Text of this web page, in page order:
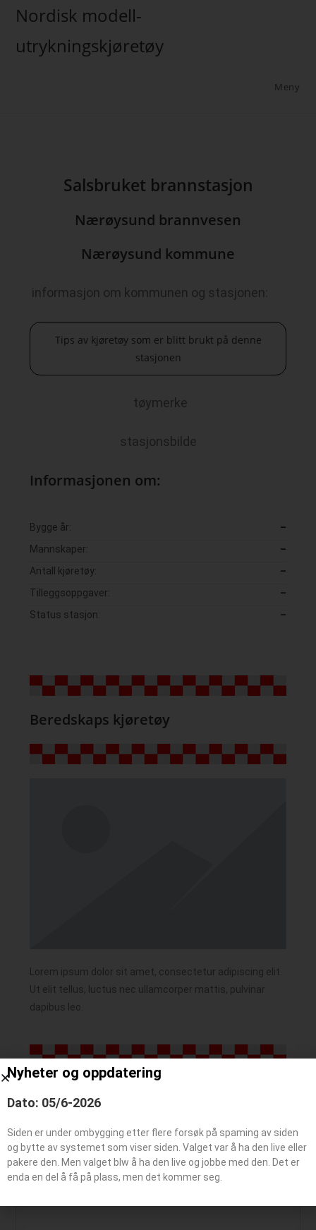
Nordisk modell-
utrykningskjøretøy
Meny
Salsbruket brannstasjon
Nærøysund brannvesen
Nærøysund kommune
informasjon om kommunen og stasjonen:
Tips av kjøretøy som er blitt brukt på denne
stasjonen
tøymerke
stasjonsbilde
Informasjonen om:
Bygge år:
–
Mannskaper:
–
Antall kjøretøy:
–
Tilleggsoppgaver:
–
Status stasjon:
–
Beredskaps kjøretøy
Lorem ipsum dolor sit amet, consectetur adipiscing elit.
Ut elit tellus, luctus nec ullamcorper mattis, pulvinar
dapibus leo.
Legg igjen en kommentar
Nyheter og oppdatering
Dato: 05/6-2026
Siden er under ombygging etter flere forsøk på spaming av siden
og bytte av systemet som viser siden. Valget var å ha den live eller
pakere den. Men valget blw å ha den live og jobbe med den. Det er
enda en del å få på plass, men det kommer seg.